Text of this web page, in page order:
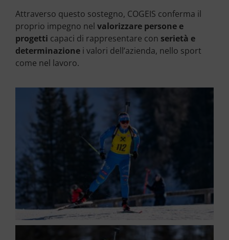
Attraverso questo sostegno, COGEIS conferma il
proprio impegno nel valorizzare persone e
progetti capaci di rappresentare con serietà e
determinazione i valori dell’azienda, nello sport
come nel lavoro.